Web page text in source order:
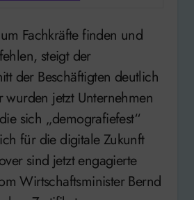
steigt der
der Beschäftigten deutlich
jetzt Unternehmen
sich „demografiefest“
für die digitale Zukunft
sind jetzt engagierte
Wirtschaftsminister Bernd